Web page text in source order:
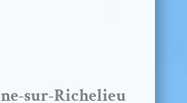
sur-Richelieu